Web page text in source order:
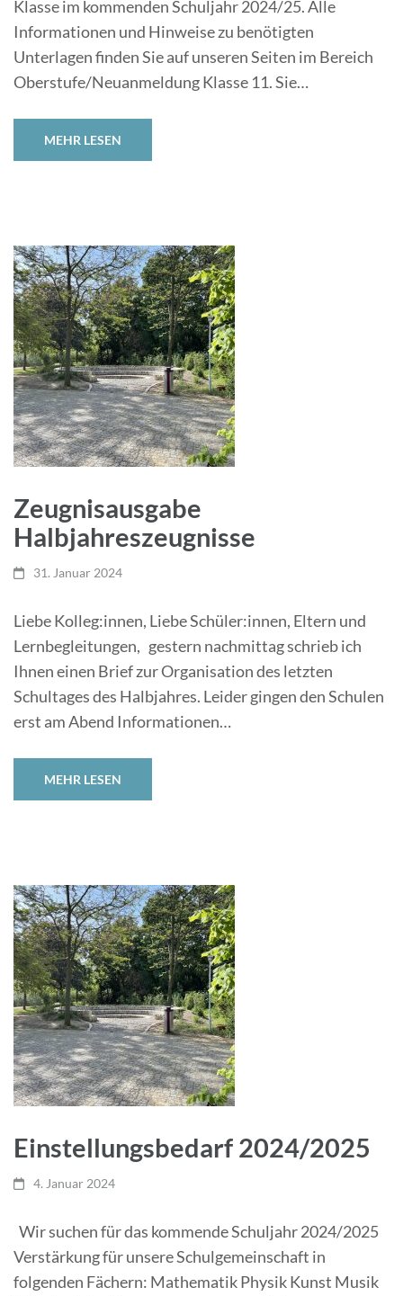
Klasse im kommenden Schuljahr 2024/25. Alle
Informationen und Hinweise zu benötigten
Unterlagen finden Sie auf unseren Seiten im Bereich
Oberstufe/Neuanmeldung Klasse 11. Sie…
MEHR LESEN
Zeugnisausgabe
Halbjahreszeugnisse
31. Januar 2024
Liebe Kolleg:innen, Liebe Schüler:innen, Eltern und
Lernbegleitungen, gestern nachmittag schrieb ich
Ihnen einen Brief zur Organisation des letzten
Schultages des Halbjahres. Leider gingen den Schulen
erst am Abend Informationen…
MEHR LESEN
Einstellungsbedarf 2024/2025
4. Januar 2024
Wir suchen für das kommende Schuljahr 2024/2025
Verstärkung für unsere Schulgemeinschaft in
folgenden Fächern: Mathematik Physik Kunst Musik